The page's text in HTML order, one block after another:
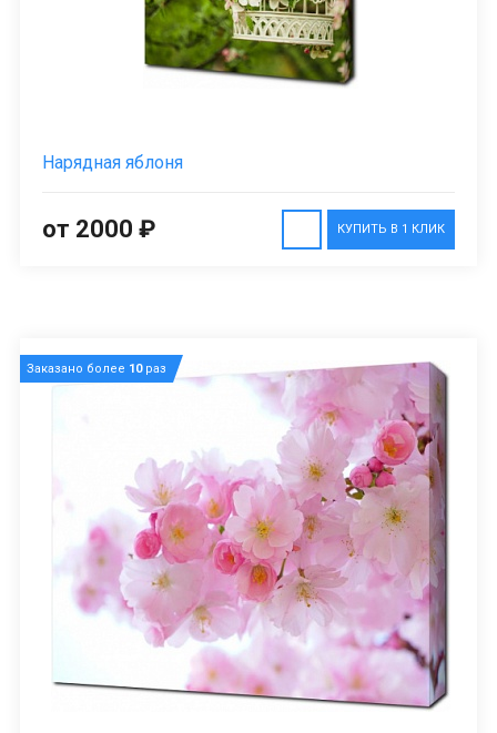
Нарядная яблоня
КУПИТЬ В 1 КЛИК
от 2000 ₽
Заказано более 10раз